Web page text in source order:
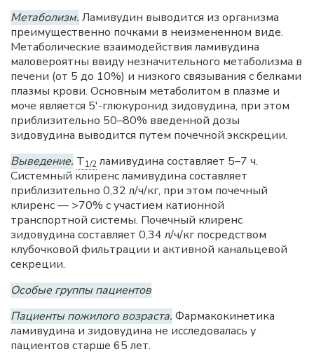
Метаболизм. Ламивудин выводится из организма
преимущественно почками в неизмененном виде.
Метаболические взаимодействия ламивудина
маловероятны ввиду незначительного метаболизма в
печени (от 5 до 10%) и низкого связывания с белками
плазмы крови. Основным метаболитом в плазме и
моче является 5'-глюкуронид зидовудина, при этом
приблизительно 50–80% введенной дозы
зидовудина выводится путем почечной экскреции.
Выведение. T1/2 ламивудина составляет 5–7 ч.
Системный клиренс ламивудина составляет
приблизительно 0,32 л/ч/кг, при этом почечный
клиренс — >70% с участием катионной
транспортной системы. Почечный клиренс
зидовудина составляет 0,34 л/ч/кг посредством
клубочковой фильтрации и активной канальцевой
секреции.
Особые группы пациентов
Пациенты пожилого возраста. Фармакокинетика
ламивудина и зидовудина не исследовалась у
пациентов старше 65 лет.